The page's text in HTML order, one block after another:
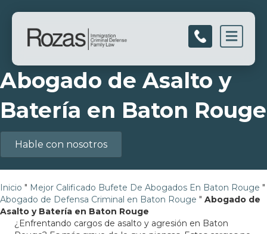
Abogado de Asalto y
Batería en Baton Rouge
Hable con nosotros
Inicio " Mejor Calificado Bufete De Abogados En Baton Rouge "
Abogado de Defensa Criminal en Baton Rouge " Abogado de
Asalto y Batería en Baton Rouge
¿Enfrentando cargos de asalto y agresión en Baton